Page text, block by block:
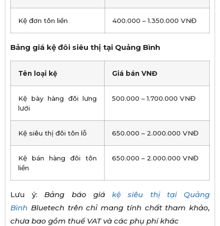
Kệ đơn tôn liền 400.000 – 1.350.000 VNĐ
Bảng giá kệ đôi siêu thị tại Quảng Bình
Tên loại kệ Giá bán VNĐ
Kệ bày hàng đôi lưng
lưới
500.000 – 1.700.000 VNĐ
Kệ siêu thị đôi tôn lỗ 650.000 – 2.000.000 VNĐ
Kệ bán hàng đôi tôn
liền
650.000 – 2.000.000 VNĐ
Lưu ý:Bảng báo giákệ siêu thị tại Quảng
Bình Bluetech trên chỉ mang tính chất tham khảo,
chưa bao gồm thuế VAT và các phụ phíkhác